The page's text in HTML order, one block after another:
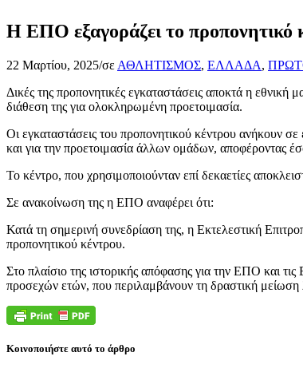
Η ΕΠΟ εξαγοράζει το προπονητικό
22 Μαρτίου, 2025/σε ΑΘΛΗΤΙΣΜΟΣ, ΕΛΛΑΔΑ,
Δικές της προπονητικές εγκαταστάσεις αποκτά η
διάθεση της για ολοκληρωμένη προετοιμασία.
Οι εγκαταστάσεις του προπονητικού κέντρου ανήκουν
και για την προετοιμασία άλλων ομάδων, αποφέροντας
Το κέντρο, που χρησιμοποιούνταν επί δεκαετίες
Σε ανακοίνωση της η ΕΠΟ αναφέρει ότι:
Κατά τη σημερινή συνεδρίαση της, η Εκτελεστική
προπονητικού κέντρου.
Στο πλαίσιο της ιστορικής απόφασης για την ΕΠΟ και
προσεχών ετών, που περιλαμβάνουν τη δραστική
Κοινοποιήστε αυτό το άρθρο